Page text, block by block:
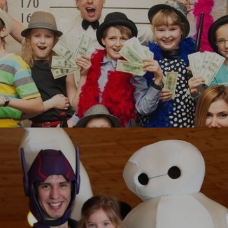
УЗНАТЬ БОЛЬШЕ
УЗНАТЬ БОЛЬШЕ
Гангстеры